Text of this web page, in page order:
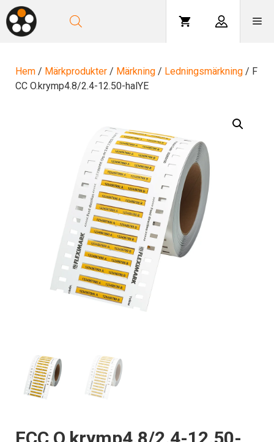
Hoppa
till
innehåll
Hem / Märkprodukter / Märkning / Ledningsmärkning / F
CC O.krymp4.8/2.4-12.50-halYE
FCC O.krymp4.8/2.4-12.50-